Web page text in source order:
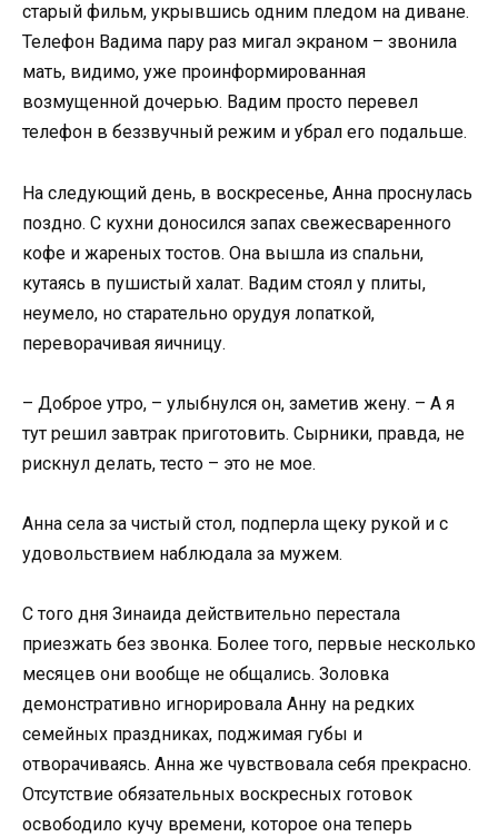
старый фильм, укрывшись одним пледом на диване.
Телефон Вадима пару раз мигал экраном – звонила
мать, видимо, уже проинформированная
возмущенной дочерью. Вадим просто перевел
телефон в беззвучный режим и убрал его подальше.
На следующий день, в воскресенье, Анна проснулась
поздно. С кухни доносился запах свежесваренного
кофе и жареных тостов. Она вышла из спальни,
кутаясь в пушистый халат. Вадим стоял у плиты,
неумело, но старательно орудуя лопаткой,
переворачивая яичницу.
– Доброе утро, – улыбнулся он, заметив жену. – А я
тут решил завтрак приготовить. Сырники, правда, не
рискнул делать, тесто – это не мое.
Анна села за чистый стол, подперла щеку рукой и с
удовольствием наблюдала за мужем.
С того дня Зинаида действительно перестала
приезжать без звонка. Более того, первые несколько
месяцев они вообще не общались. Золовка
демонстративно игнорировала Анну на редких
семейных праздниках, поджимая губы и
отворачиваясь. Анна же чувствовала себя прекрасно.
Отсутствие обязательных воскресных готовок
освободило кучу времени, которое она теперь